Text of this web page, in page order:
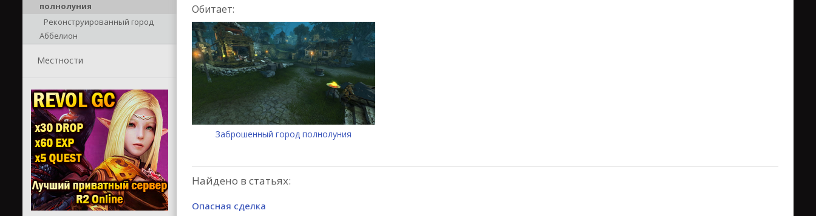
полнолуния
Реконструированный город
Аббелион
Местности
Обитает:
Заброшенный город полнолуния
Найдено в статьях:
Опасная сделка